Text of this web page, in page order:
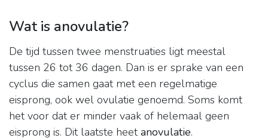
Wat is anovulatie?
De tijd tussen twee menstruaties ligt meestal
tussen 26 tot 36 dagen. Dan is er sprake van een
cyclus die samen gaat met een regelmatige
eisprong, ook wel ovulatie genoemd. Soms komt
het voor dat er minder vaak of helemaal geen
eisprong is. Dit laatste heetanovulatie.